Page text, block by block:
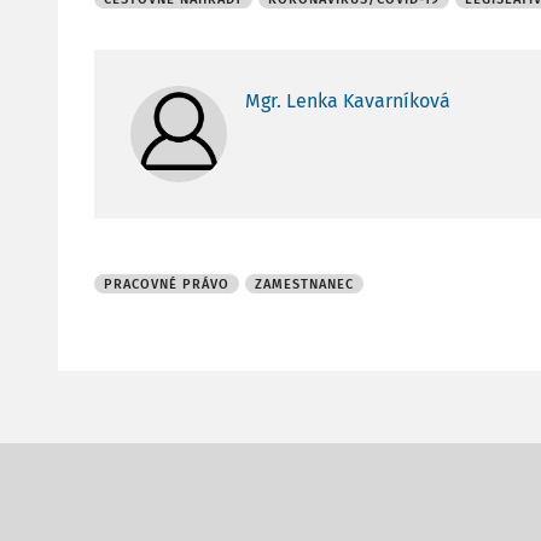
Mgr. Lenka Kavarníková
PRACOVNÉ PRÁVO ZAMESTNANEC